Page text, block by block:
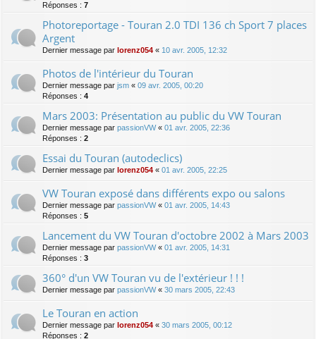
Réponses : 7
Photoreportage - Touran 2.0 TDI 136 ch Sport 7 places
Argent
Dernier message par lorenz054 « 10 avr. 2005, 12:32
Photos de l'intérieur du Touran
Dernier message par jsm « 09 avr. 2005, 00:20
Réponses : 4
Mars 2003: Présentation au public du VW Touran
Dernier message par passionVW« 01 avr. 2005, 22:36
Réponses : 2
Essai du Touran (autodeclics)
Dernier message par lorenz054 « 01 avr. 2005, 22:25
VW Touran exposé dans différents expo ou salons
Dernier message par passionVW« 01 avr. 2005, 14:43
Réponses : 5
Lancement du VW Touran d'octobre 2002 à Mars 2003
Dernier message par passionVW« 01 avr. 2005, 14:31
Réponses : 3
360° d'un VW Touran vu de l'extérieur ! ! !
Dernier message par passionVW« 30 mars 2005, 22:43
Le Touran en action
Dernier message par lorenz054 « 30 mars 2005, 00:12
Réponses : 2